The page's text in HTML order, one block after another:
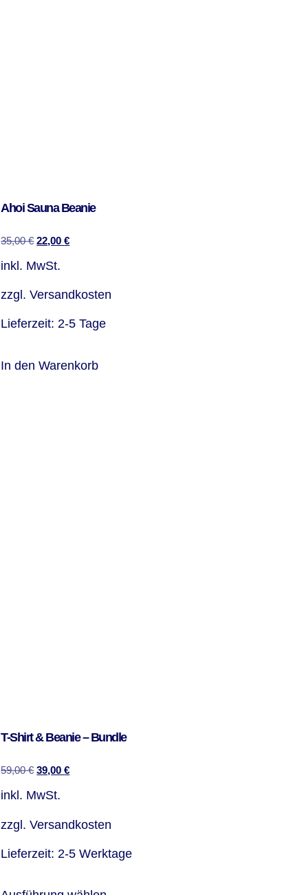
Ahoi Sauna Beanie
35,00€ 22,00€
inkl. MwSt.
zzgl.Versandkosten
Lieferzeit:2-5 Tage
In den Warenkorb
T-Shirt & Beanie – Bundle
59,00€ 39,00€
inkl. MwSt.
zzgl.Versandkosten
Lieferzeit: 2-5 Werktage